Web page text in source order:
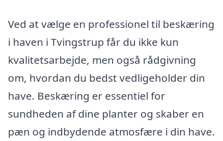
Ved at vælge en professionel til beskæring
i haven i Tvingstrup får du ikke kun
kvalitetsarbejde, men også rådgivning
om, hvordan du bedst vedligeholder din
have. Beskæring er essentiel for
sundheden af dine planter og skaber en
pæn og indbydende atmosfære i din have.